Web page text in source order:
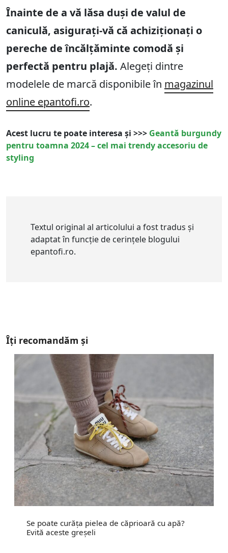
Înainte de a vă lăsa duși de valul de
caniculă, asigurați-vă că achiziționați o
pereche de încălțăminte comodă și
perfectă pentru plajă. Alegeți dintre
modelele de marcă disponibile în magazinul
online epantofi.ro.
Acest lucru te poate interesa și >>> Geantă burgundy
pentru toamna 2024 – cel mai trendy accesoriu de
styling
Textul original al articolului a fost tradus și
adaptat în funcție de cerințele blogului
epantofi.ro.
Îți recomandăm și
Se poate curăța pielea de căprioară cu apă?
Evită aceste greșeli